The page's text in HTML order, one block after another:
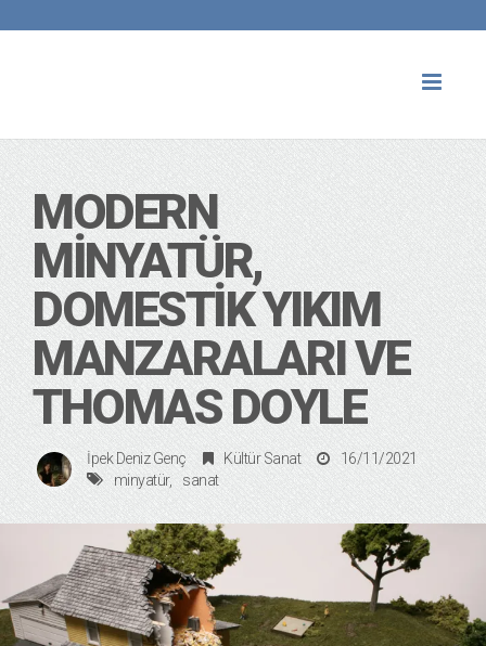
MODERN
MINYATÜR,
DOMESTIK YIKIM
MANZARALARI VE
THOMAS DOYLE
İpek Deniz Genç Kültür Sanat
16/11/2021
minyatür
sanat